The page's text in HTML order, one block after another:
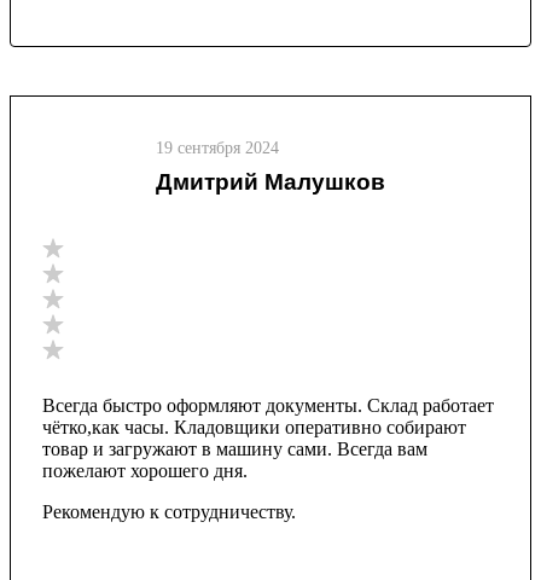
19 сентября 2024
Дмитрий Малушков
Всегда быстро оформляют документы. Склад работает
чётко,как часы. Кладовщики оперативно собирают
товар и загружают в машину сами. Всегда вам
пожелают хорошего дня.
Рекомендую к сотрудничеству.